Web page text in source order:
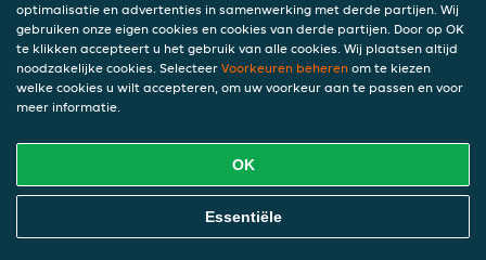
optimalisatie en advertenties in samenwerking met derde partijen. Wij
gebruiken onze eigen cookies en cookies van derde partijen. Door op OK
te klikken accepteert u het gebruik van alle cookies. Wij plaatsen altijd
noodzakelijke cookies. Selecteer Voorkeuren beheren om te kiezen
welke cookies u wilt accepteren, om uw voorkeur aan te passen en voor
meer informatie.
OK
Essentiële